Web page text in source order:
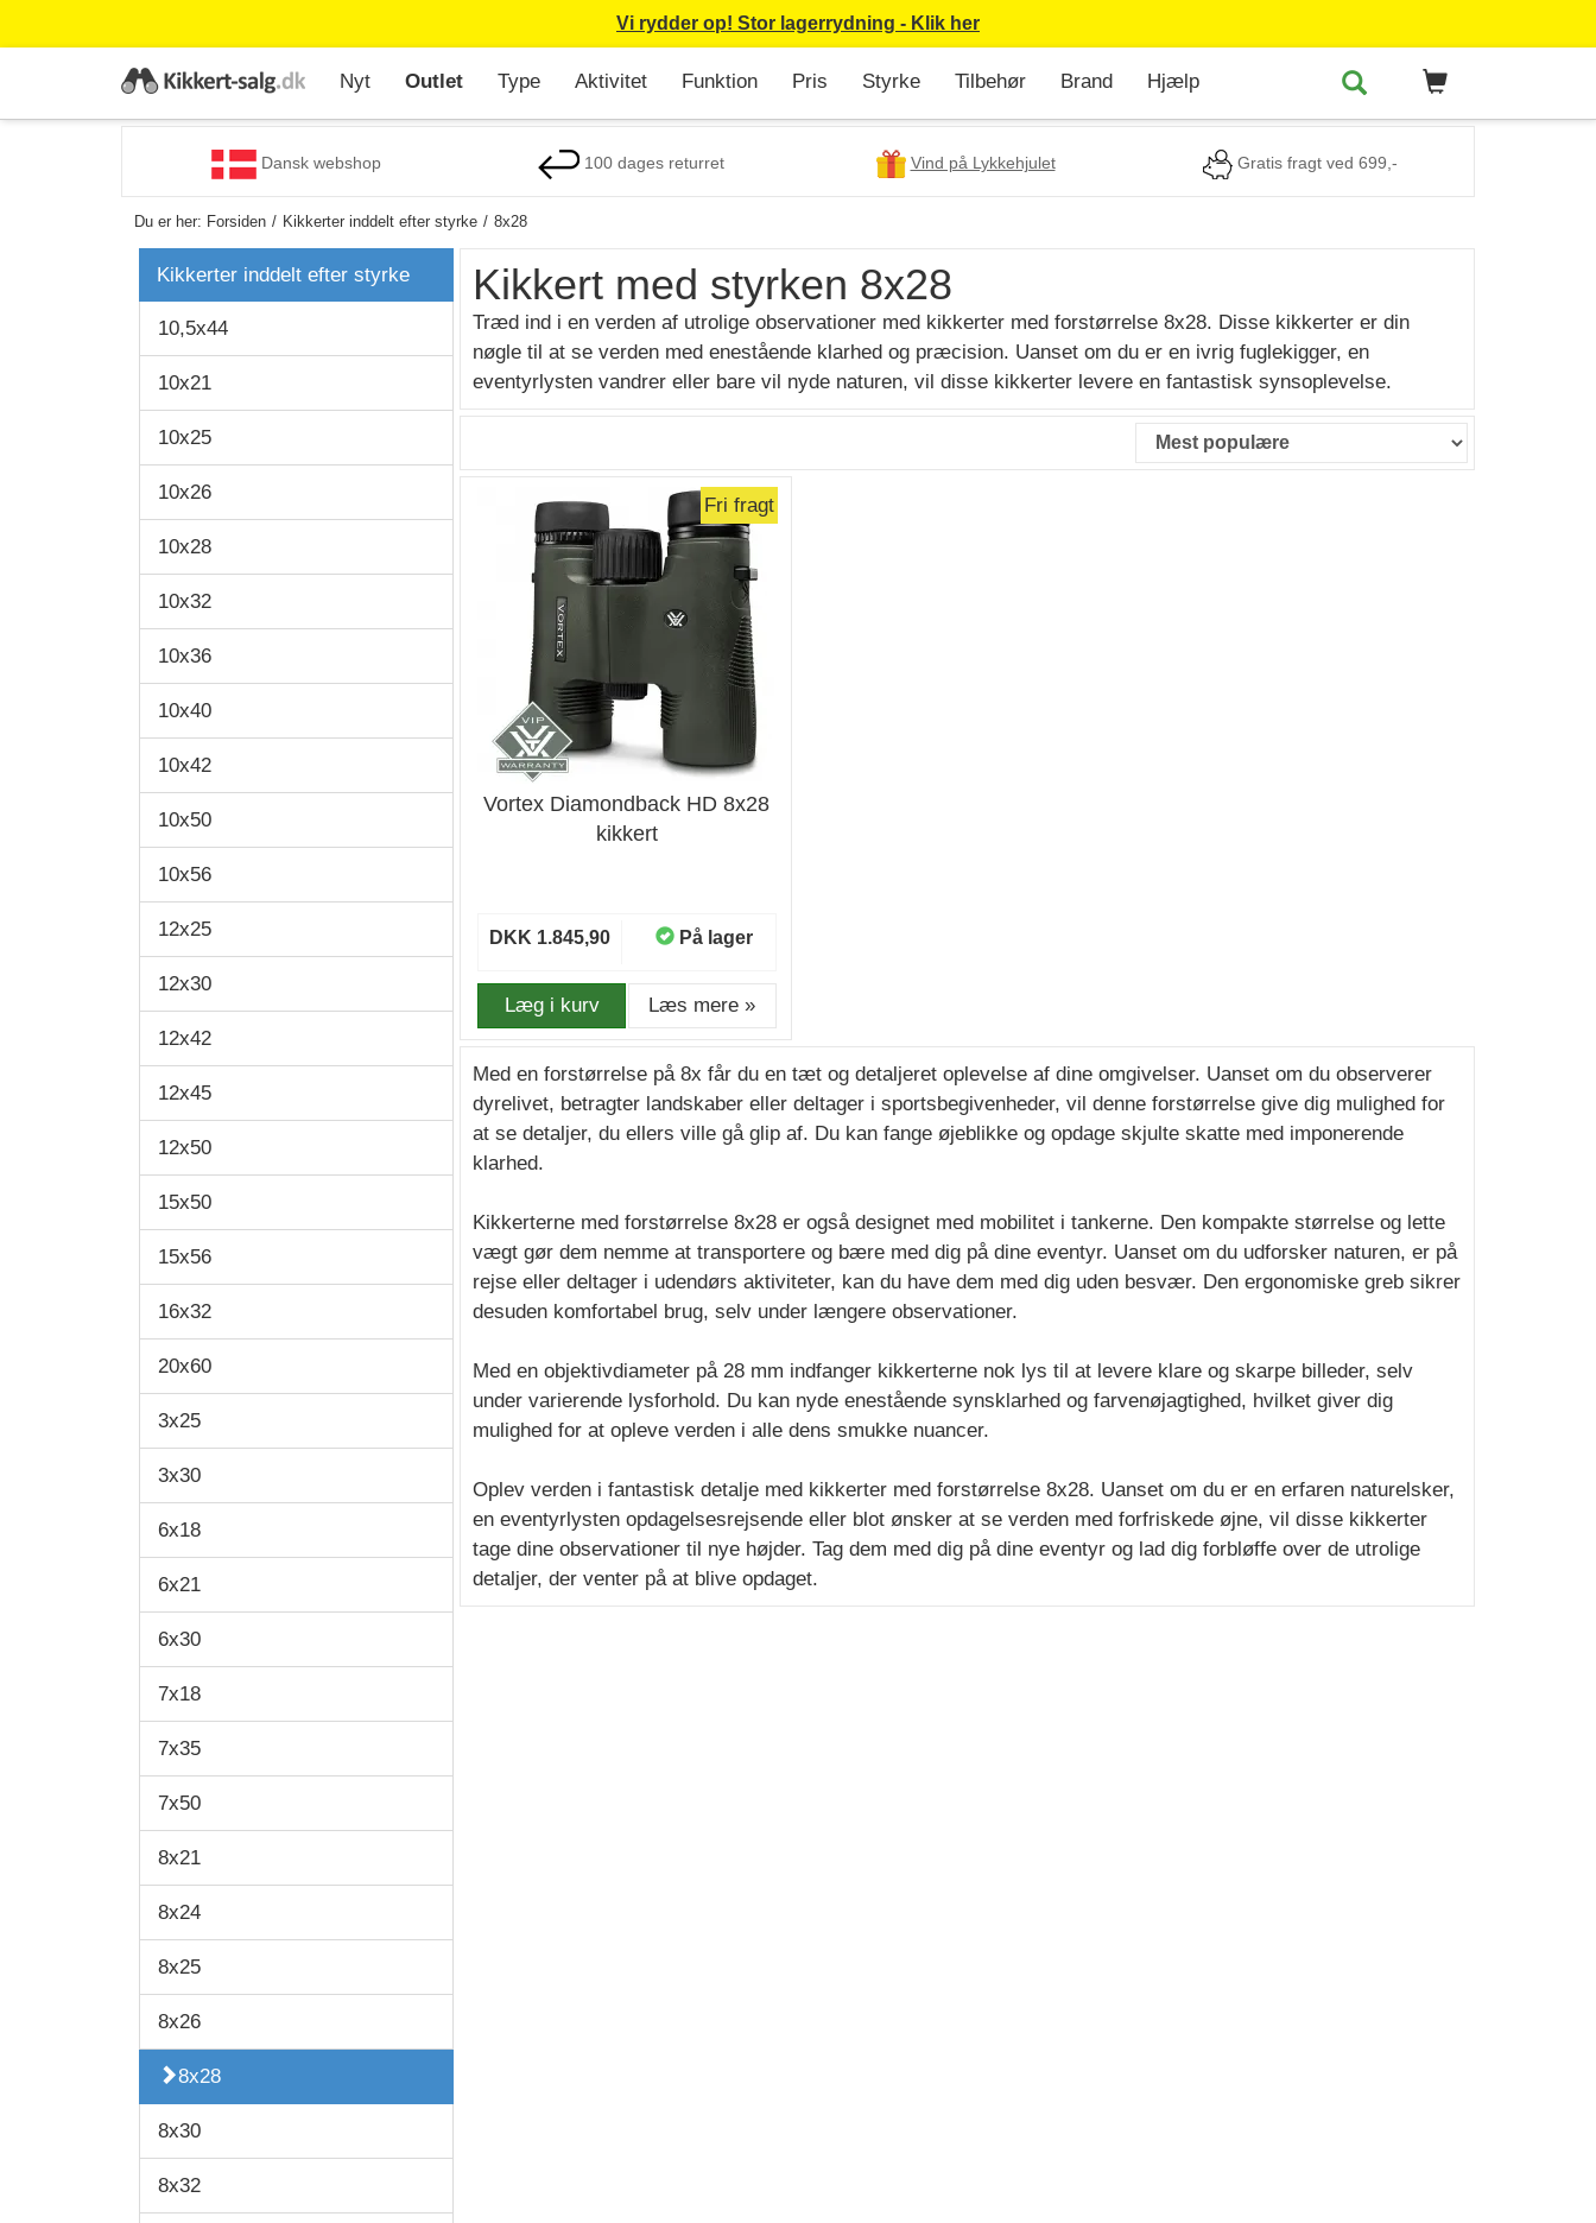
Vi rydder op! Stor lagerrydning - Klik her
Nyt Outlet Type Aktivitet Funktion Pris Styrke Tilbehør Brand Hjælp
Dansk webshop 100 dages returret Vind på Lykkehjulet Gratis fragt ved 699,-
Du er her: Forsiden Kikkerter inddelt efter styrke 8x28
Kikkerter inddelt efter styrke
10,5x44
10x21
10x25
10x26
10x28
10x32
10x36
10x40
10x42
10x50
10x56
12x25
12x30
12x42
12x45
12x50
15x50
15x56
16x32
20x60
3x25
3x30
6x18
6x21
6x30
7x18
7x35
7x50
8x21
8x24
8x25
8x26
8x28
8x30
8x32
Kikkert med styrken 8x28
Træd ind i en verden af utrolige observationer med kikkerter med forstørrelse 8x28. Disse kikkerter er din
nøgle til at se verden med enestående klarhed og præcision. Uanset om du er en ivrig fuglekigger, en
eventyrlysten vandrer eller bare vil nyde naturen, vil disse kikkerter levere en fantastisk synsoplevelse.
Fri fragt
Vortex Diamondback HD 8x28
kikkert
DKK 1.845,90 På lager
Læg i kurv Læs mere »
Med en forstørrelse på 8x får du en tæt og detaljeret oplevelse af dine omgivelser. Uanset om du observerer
dyrelivet, betragter landskaber eller deltager i sportsbegivenheder, vil denne forstørrelse give dig mulighed for
at se detaljer, du ellers ville gå glip af. Du kan fange øjeblikke og opdage skjulte skatte med imponerende
klarhed.
Kikkerterne med forstørrelse 8x28 er også designet med mobilitet i tankerne. Den kompakte størrelse og lette
vægt gør dem nemme at transportere og bære med dig på dine eventyr. Uanset om du udforsker naturen, er på
rejse eller deltager i udendørs aktiviteter, kan du have dem med dig uden besvær. Den ergonomiske greb sikrer
desuden komfortabel brug, selv under længere observationer.
Med en objektivdiameter på 28 mm indfanger kikkerterne nok lys til at levere klare og skarpe billeder, selv
under varierende lysforhold. Du kan nyde enestående synsklarhed og farvenøjagtighed, hvilket giver dig
mulighed for at opleve verden i alle dens smukke nuancer.
Oplev verden i fantastisk detalje med kikkerter med forstørrelse 8x28. Uanset om du er en erfaren naturelsker,
en eventyrlysten opdagelsesrejsende eller blot ønsker at se verden med forfriskede øjne, vil disse kikkerter
tage dine observationer til nye højder. Tag dem med dig på dine eventyr og lad dig forbløffe over de utrolige
detaljer, der venter på at blive opdaget.